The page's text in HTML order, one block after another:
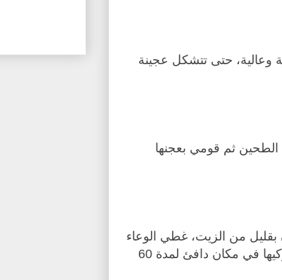
حتى تتشكل عجينة
ثم قومي بعجنها
من الزيت، غطي الوعاء
بواسطة كيس بلاستيك أو منشفة المطبخ القطنية واتركيها في مكان دافئ لمدة 60